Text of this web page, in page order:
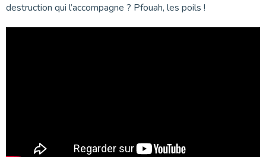
destruction qui l’accompagne ? Pfouah, les poils !